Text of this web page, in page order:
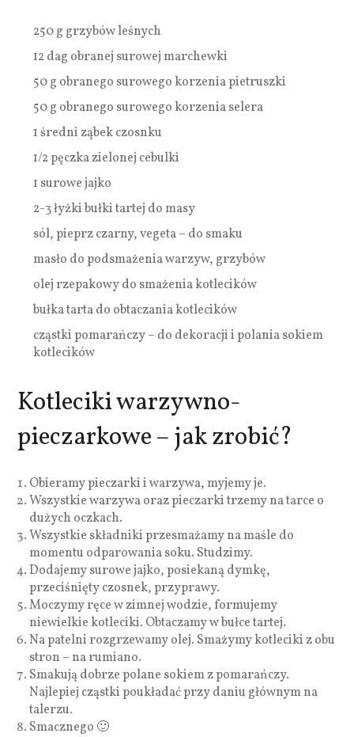
250 g grzybów leśnych
12 dag obranej surowej marchewki
50 g obranego surowego korzenia pietruszki
50 g obranego surowego korzenia selera
1 średni ząbek czosnku
1/2 pęczka zielonej cebulki
1 surowe jajko
2-3 łyżki bułki tartej do masy
sól, pieprz czarny, vegeta – do smaku
masło do podsmażenia warzyw, grzybów
olej rzepakowy do smażenia kotlecików
bułka tarta do obtaczania kotlecików
cząstki pomarańczy – do dekoracji i polania sokiem
kotlecików
Kotleciki warzywno-
pieczarkowe – jak zrobić?
Obieramy pieczarki i warzywa, myjemy je.
Wszystkie warzywa oraz pieczarki trzemy na tarce o
dużych oczkach.
Wszystkie składniki przesmażamy na maśle do
momentu odparowania soku. Studzimy.
Dodajemy surowe jajko, posiekaną dymkę,
przeciśnięty czosnek, przyprawy.
Moczymy ręce w zimnej wodzie, formujemy
niewielkie kotleciki. Obtaczamy w bułce tartej.
Na patelni rozgrzewamy olej. Smażymy kotleciki z obu
stron – na rumiano.
Smakują dobrze polane sokiem z pomarańczy.
Najlepiej cząstki poukładać przy daniu głównym na
talerzu.
Smacznego 🙂